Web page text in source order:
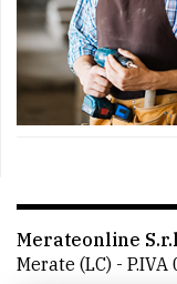
Merateonline
Merate (LC) -